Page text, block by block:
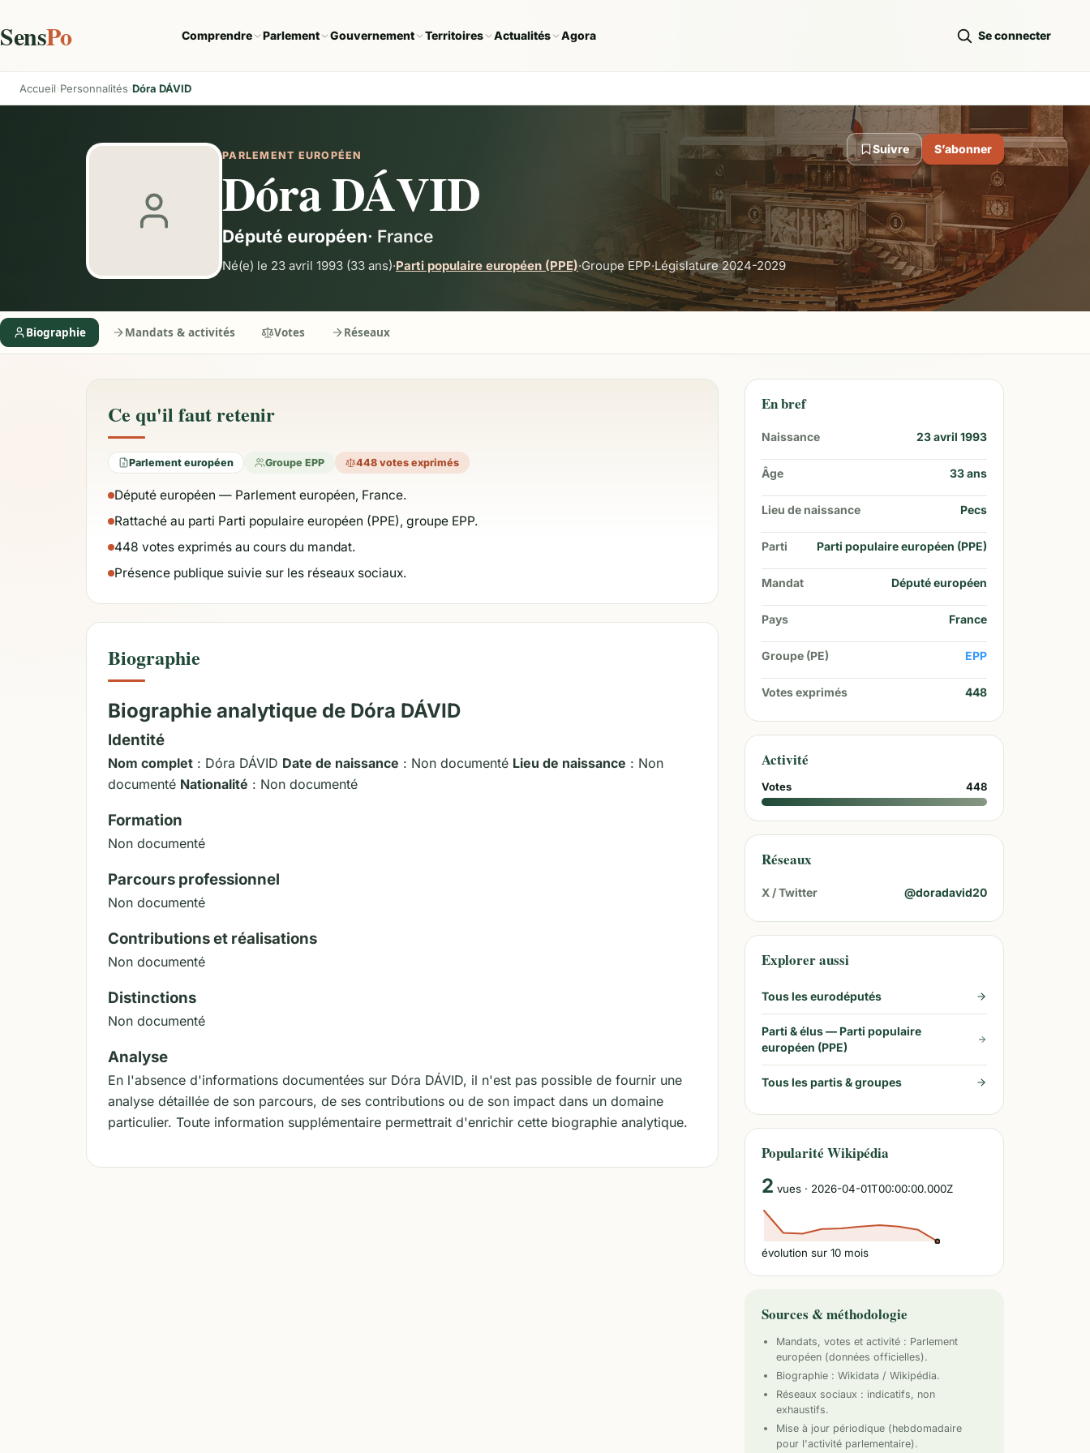
SensPo Comprendre Parlement Gouvernement Territoires Actualités Agora Se connecter
Accueil Personnalités Dóra DÁVID
PARLEMENT EUROPÉEN
Dóra DÁVID
Député européen· France
Né(e) le 23 avril 1993 (33 ans)·Parti populaire européen (PPE)·GroupeEPP·Législature 2024-2029
Suivre S’abonner
Biographie Mandats & activités Votes Réseaux
Ce qu'il faut retenir
Parlement européen Groupe EPP 448 votes exprimés
Député européen — Parlement européen, France.
Rattaché au parti Parti populaire européen (PPE), groupe EPP.
448 votes exprimés au cours du mandat.
Présence publique suivie sur les réseaux sociaux.
Biographie
Biographie analytique de Dóra DÁVID
Identité
Nom complet : Dóra DÁVID Date de naissance : Non documenté Lieu de naissance : Non
documenté Nationalité : Non documenté
Formation
Non documenté
Parcours professionnel
Non documenté
Contributions et réalisations
Non documenté
Distinctions
Non documenté
Analyse
En l'absence d'informations documentées sur Dóra DÁVID, il n'est pas possible de fournir une
analyse détaillée de son parcours, de ses contributions ou de son impact dans un domaine
particulier. Toute information supplémentaire permettrait d'enrichir cette biographie analytique.
En bref
Naissance 23 avril 1993
Âge 33ans
Lieu de naissance Pecs
Parti Parti populaire européen (PPE)
Mandat Député européen
Pays France
Groupe (PE) EPP
Votes exprimés 448
Activité
Votes 448
Réseaux
X / Twitter @doradavid20
Explorer aussi
Tous les eurodéputés
Parti & élus — Parti populaire
européen (PPE)
Tous les partis & groupes
Popularité Wikipédia
2 vues · 2026-04-01T00:00:00.000Z
évolution sur 10 mois
Sources & méthodologie
Mandats, votes et activité : Parlement
européen (données officielles).
Biographie : Wikidata / Wikipédia.
Réseaux sociaux : indicatifs, non
exhaustifs.
Mise à jour périodique (hebdomadaire
pour l'activité parlementaire).